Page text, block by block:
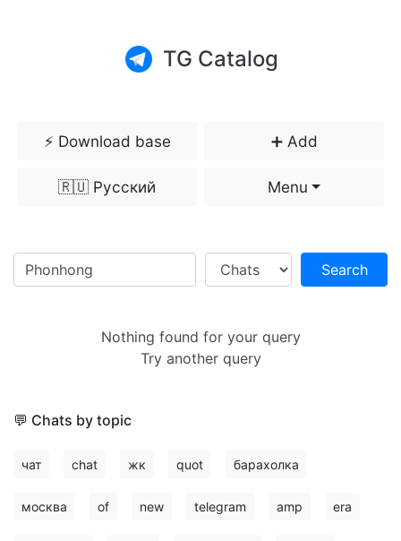
TG Catalog
⚡️ Download base ➕ Add
🇷🇺 Русский Menu
Search
Nothing found for your query
Try another query
💬 Chats by topic
чат chat жк quot барахолка
москва of new telegram amp era